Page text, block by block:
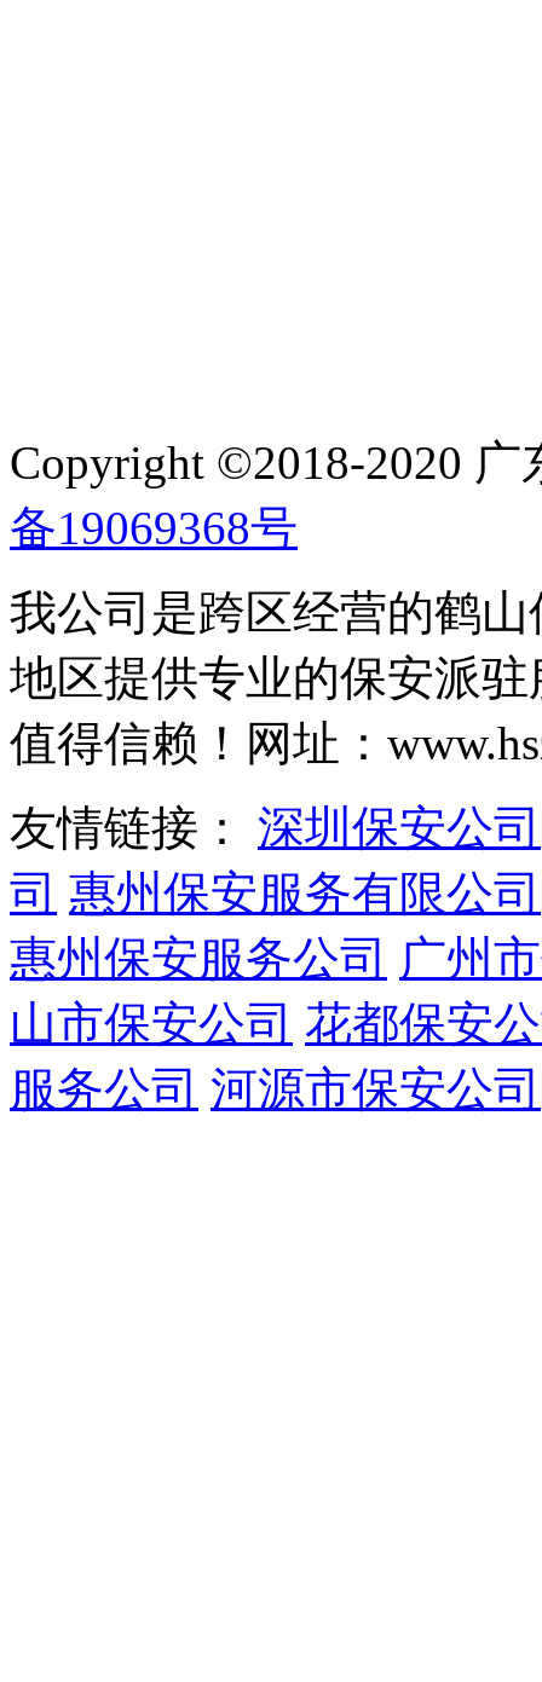
Copyright ©2018-2020
备19069368号
我公司是跨区经营的鹤
地区提供专业的保安派
值得信赖！网址：
友情链接： 深圳保安公司
司 惠州保安服务有限公司
惠州保安服务公司 广州
山市保安公司 花都保安
服务公司 河源市保安公司